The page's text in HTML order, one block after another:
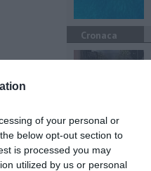
of your personal or
below opt-out section to
is processed you may
utilized by us or personal
Cronaca
Cultura